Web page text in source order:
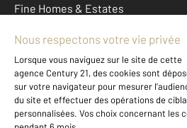
Fine Homes & Estates
À propos
International
Nous contacter